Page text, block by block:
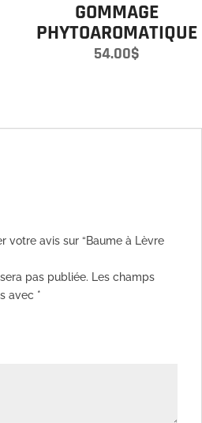
GOMMAGE
PHYTOAROMATIQUE
54.00$
votre avis sur “Baume à Lèvre
pas publiée.
Les champs
avec *